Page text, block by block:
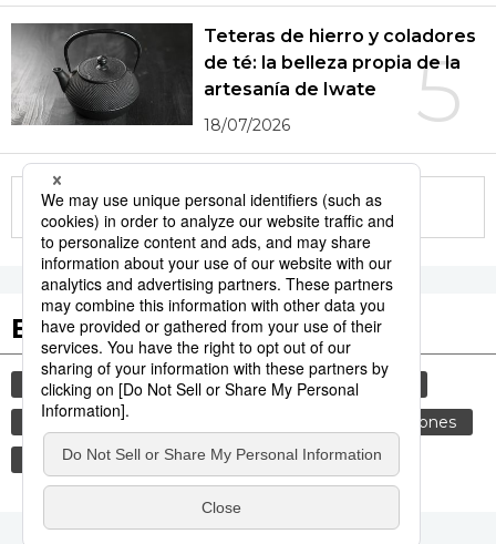
5
Teteras de hierro y coladores
de té: la belleza propia de la
artesanía de Iwate
18/07/2026
More in this series
Etiquetas destacadas
cultura vida gastronomía
sociedad
cortesía
tradiciones
comida
historia